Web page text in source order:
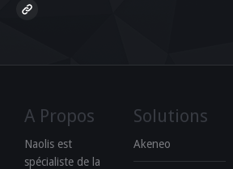
Find us on:
A Propos
Naolis est
spécialiste de la
Solutions
Akeneo